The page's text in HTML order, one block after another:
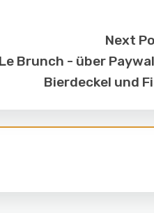
Next
Brunch - über
Bierdeckel und